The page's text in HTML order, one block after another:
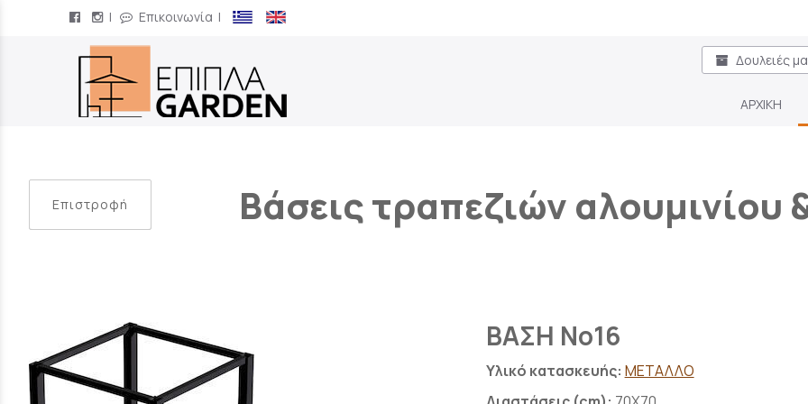
| Επικοινωνία |
Δουλειές
/
ΑΡΧΙΚΗ
Βάσεις τραπεζιών αλουμινίου
Επιστροφή
ΒΑΣΗ Νο16
Υλικό κατασκευής: ΜΕΤΑΛΛΟ